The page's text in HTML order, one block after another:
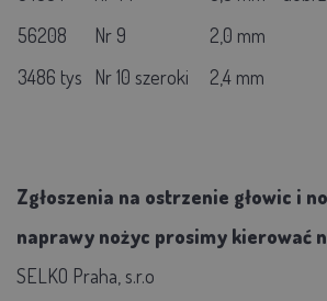
56208
Nr 9
2,0 mm
3486 tys
Nr 10 szeroki 2,4 mm
Zgłoszenia na ostrzenie głowic i
naprawy nożyc prosimy kierować
SELKO Praha, s.r.o